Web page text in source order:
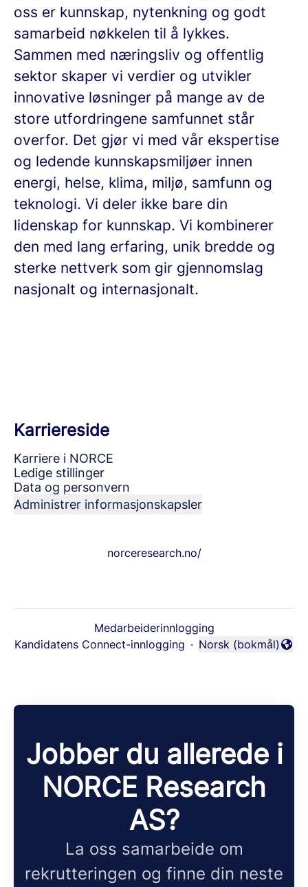
oss er kunnskap, nytenkning og godt
samarbeid nøkkelen til å lykkes.
Sammen med næringsliv og offentlig
sektor skaper vi verdier og utvikler
innovative løsninger på mange av de
store utfordringene samfunnet står
overfor. Det gjør vi med vår ekspertise
og ledende kunnskapsmiljøer innen
energi, helse, klima, miljø, samfunn og
teknologi. Vi deler ikke bare din
lidenskap for kunnskap. Vi kombinerer
den med lang erfaring, unik bredde og
sterke nettverk som gir gjennomslag
nasjonalt og internasjonalt.
Karriereside
Karriere i NORCE
Ledige stillinger
Data og personvern
Administrer informasjonskapsler
norceresearch.no/
Medarbeiderinnlogging
Kandidatens Connect-innlogging ·
Endre språk
Norsk (bokmål)
Jobber du allerede i
NORCE Research
AS?
La oss samarbeide om
rekrutteringen og finne din neste